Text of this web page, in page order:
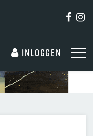
Inloggen